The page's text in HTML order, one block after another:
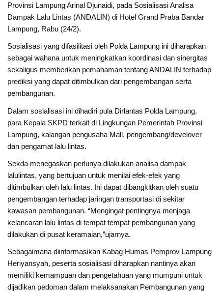
Provinsi Lampung Arinal Djunaidi, pada Sosialisasi Analisa
Dampak Lalu Lintas (ANDALIN) di Hotel Grand Praba Bandar
Lampung, Rabu (24/2).
Sosialisasi yang difasilitasi oleh Polda Lampung ini diharapkan
sebagai wahana untuk meningkatkan koordinasi dan sinergitas
sekaligus memberikan pemahaman tentang ANDALIN terhadap
prediksi yang dapat ditimbulkan dari pengembangan serta
pembangunan.
Dalam sosialisasi ini dihadiri pula Dirlantas Polda Lampung,
para Kepala SKPD terkait di Lingkungan Pemerintah Provinsi
Lampung, kalangan pengusaha Mall, pengembang/develover
dan pengamat lalu lintas.
Sekda menegaskan perlunya dilakukan analisa dampak
lalulintas, yang bertujuan untuk menilai efek-efek yang
ditimbulkan oleh lalu lintas. Ini dapat dibangkitkan oleh suatu
pengembangan terhadap jaringan transportasi di sekitar
kawasan pembangunan. “Mengingat pentingnya menjaga
kelancaran lalu lintas di tempat tempat pembangunan yang
dilakukan di pusat keramaian,”ujarnya.
Sebagaimana diinformasikan Kabag Humas Pemprov Lampung
Heriyansyah, peserta sosialisasi diharapkan nantinya akan
memiliki kemampuan dan pengetahuan yang mumpuni untuk
dijadikan pedoman dalam melaksanakan Pembangunan yang